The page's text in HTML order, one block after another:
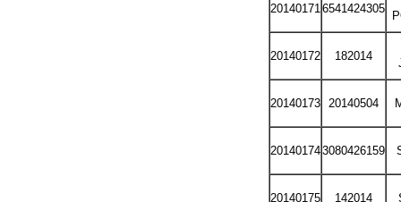
20140171 6541424305
20140172 182014
20140173 20140504
201401743080426159
20140175 142014